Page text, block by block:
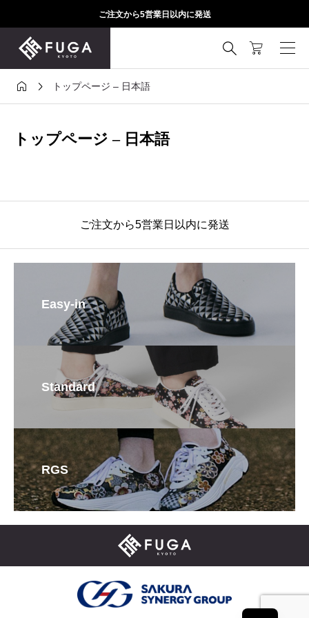
ご注文から5営業日以内に発送

  トップページ – 日本語
トップページ – 日本語
ご注文から5営業日以内に発送
Easy-in
Standard
RGS